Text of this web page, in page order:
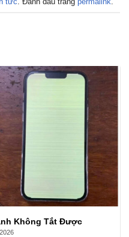
Không Tắt Được